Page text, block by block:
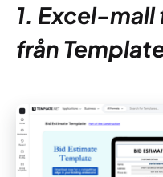
1. Excel-
från